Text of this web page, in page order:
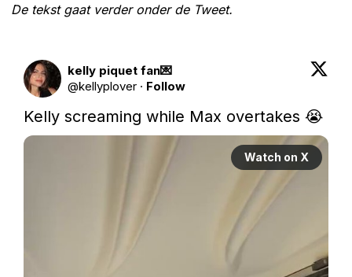
De tekst gaat verder onder de Tweet.
kelly piquet fan💌
@kellyplover · Follow
Kelly screaming while Max overtakes 😭
Watch on X